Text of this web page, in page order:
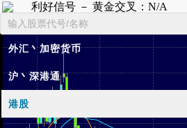
基金
外汇丶加密货币
沪丶深港通
港股
利好信号 － 黄金交叉 ： N/A